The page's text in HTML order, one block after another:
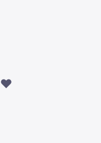
❤️